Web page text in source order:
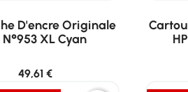
D'encre Originale
N°953 XL Cyan
49,61 €